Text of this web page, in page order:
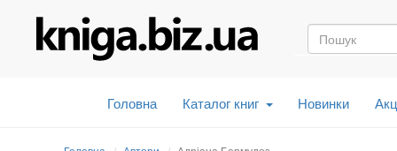
Головна Каталог книг Новинки